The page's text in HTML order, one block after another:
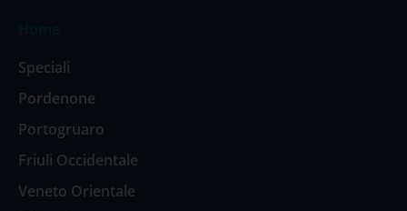
Speciali
Pordenone
Portogruaro
Friuli Occidentale
Veneto Orientale